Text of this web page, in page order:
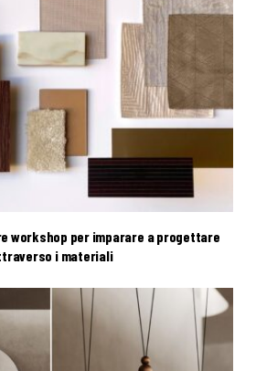
workshop per imparare a progettare
i materiali